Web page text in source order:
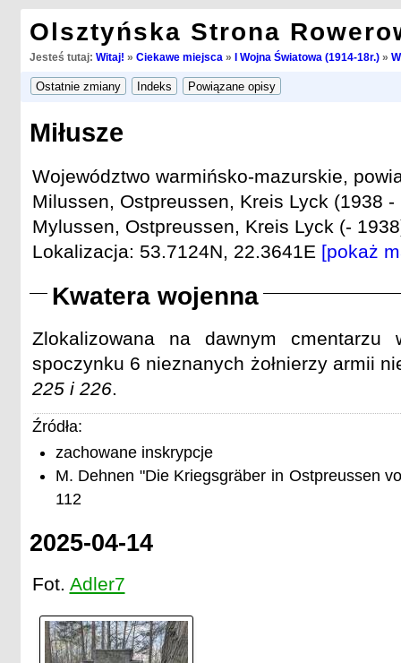
Olsztyńska Strona
Jesteś tutaj: Witaj! » Ciekawe miejsca » I Wojna Światowa (1914-18r.)»
Miłusze
Województwo warmińsko-mazurskie,
Milussen, Ostpreussen, Kreis Lyck (1938 -
Mylussen, Ostpreussen, Kreis Lyck (-
Lokalizacja: 53.7124N, 22.3641E [pokaż
Kwatera wojenna
Zlokalizowana na dawnym cmentarzu
spoczynku 6 nieznanych żołnierzy armii
225 i 226.
Źródła:
zachowane inskrypcje
M. Dehnen "Die Kriegsgräber in Ostpreussen
112
2025-04-14
Fot. Adler7